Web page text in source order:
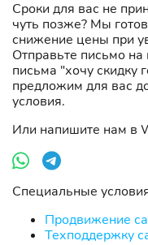
Сроки для вас не
чуть позже? Мы
снижение цены при
Отправьте письмо на
письма "хочу скидку
предложим для вас
условия.
Или напишите нам в
Специальные
Продвижение
Техподдержку